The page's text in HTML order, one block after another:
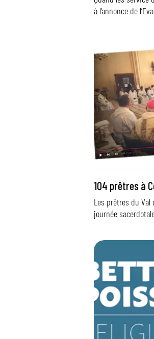
à l’annonce de
104 prêtres à
Les prêtres du Val
journée